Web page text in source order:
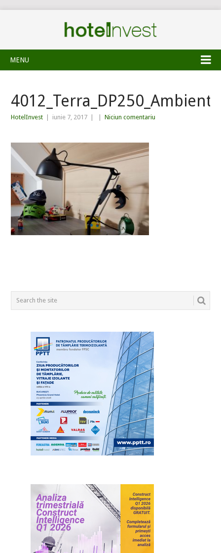
MENU
HotelInvest iunie 7, 2017 Niciun comentariu